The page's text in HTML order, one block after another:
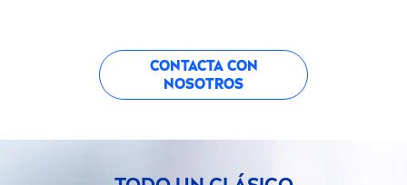
CONTACTA CON
NOSOTROS